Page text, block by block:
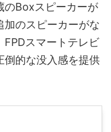
のBoxスピーカーが
加のスピーカーがな
FPDスマートテレビ
倒的な没入感を提供